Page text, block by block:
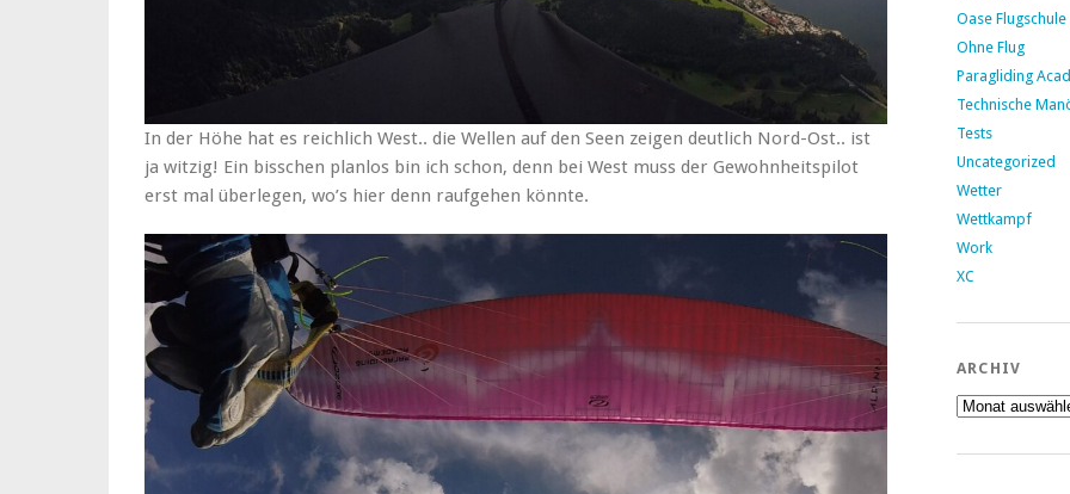
In der Höhe hat es reichlich West.. die Wellen auf den Seen zeigen deutlich Nord-Ost.. ist
ja witzig! Ein bisschen planlos bin ich schon, denn bei West muss der Gewohnheitspilot
erst mal überlegen, wo’s hier denn raufgehen könnte.
Oase Flugschule
Ohne Flug
Paragliding
Technische
Tests
Uncategorized
Wetter
Wettkampf
Work
XC
ARCHIV
Archiv